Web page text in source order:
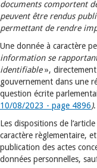
documents comportent
peuvent être rendus
permettant de rendre
Une donnée à caractère
information se
identifiable», directement
gouvernement dans une
question écrite
10/08/2023 - page 4896).
Les dispositions de
caractère règlementaire,
publication des actes
données personnelles,